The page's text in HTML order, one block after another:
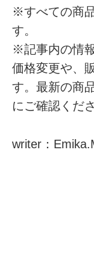
※すべての商
す。
※記事内の情
価格変更や、
す。最新の商
にご確認くだ
writer：